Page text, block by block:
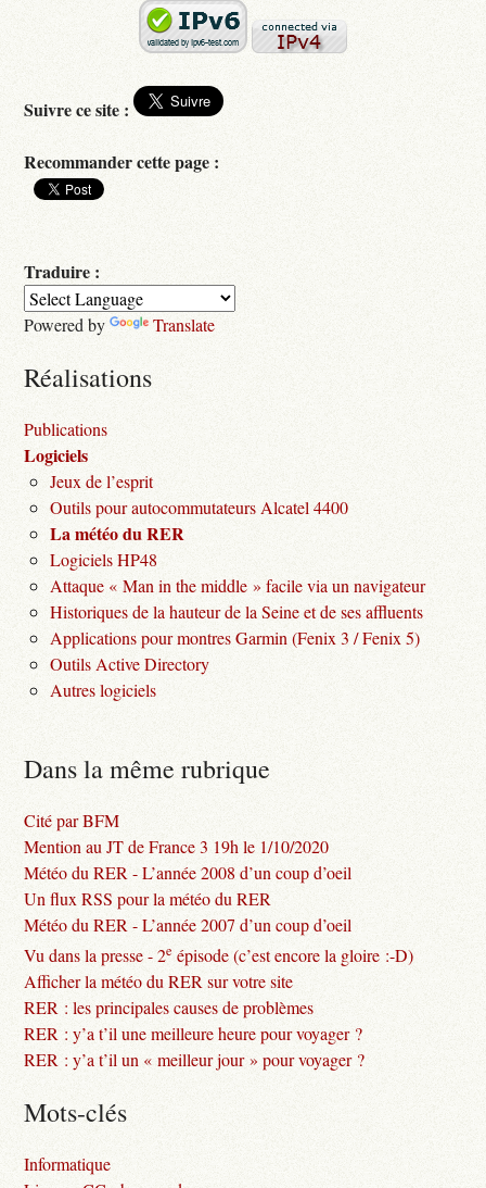
Suivre ce site :
Recommander cette page :
Traduire :
Powered by Translate
Réalisations
Publications
Logiciels
Jeux de l’esprit
Outils pour autocommutateurs Alcatel 4400
La météo du RER
Logiciels HP48
Attaque « Man in the middle » facile via un navigateur
Historiques de la hauteur de la Seine et de ses affluents
Applications pour montres Garmin (Fenix 3 / Fenix 5)
Outils Active Directory
Autres logiciels
Dans la même rubrique
Cité par BFM
Mention au JT de France 3 19h le 1/10/2020
Météo du RER - L’année 2008 d’un coup d’oeil
Un flux RSS pour la météo du RER
Météo du RER - L’année 2007 d’un coup d’oeil
Vu dans la presse - 2e épisode (c’est encore la gloire :-D)
Afficher la météo du RER sur votre site
RER : les principales causes de problèmes
RER : y’a t’il une meilleure heure pour voyager ?
RER : y’a t’il un « meilleur jour » pour voyager ?
Mots-clés
Informatique